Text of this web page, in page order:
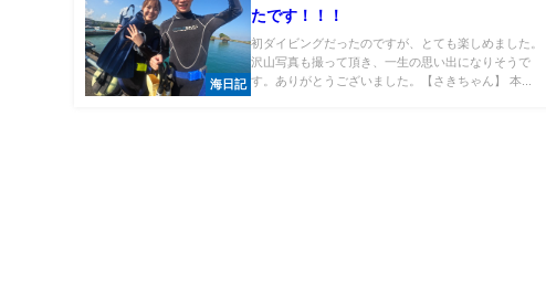
海日記
たです！！！
初ダイビングだったのですが、とても楽しめました。
沢山写真も撮って頂き、一生の思い出になりそうで
す。ありがとうございました。【さきちゃん】 本...